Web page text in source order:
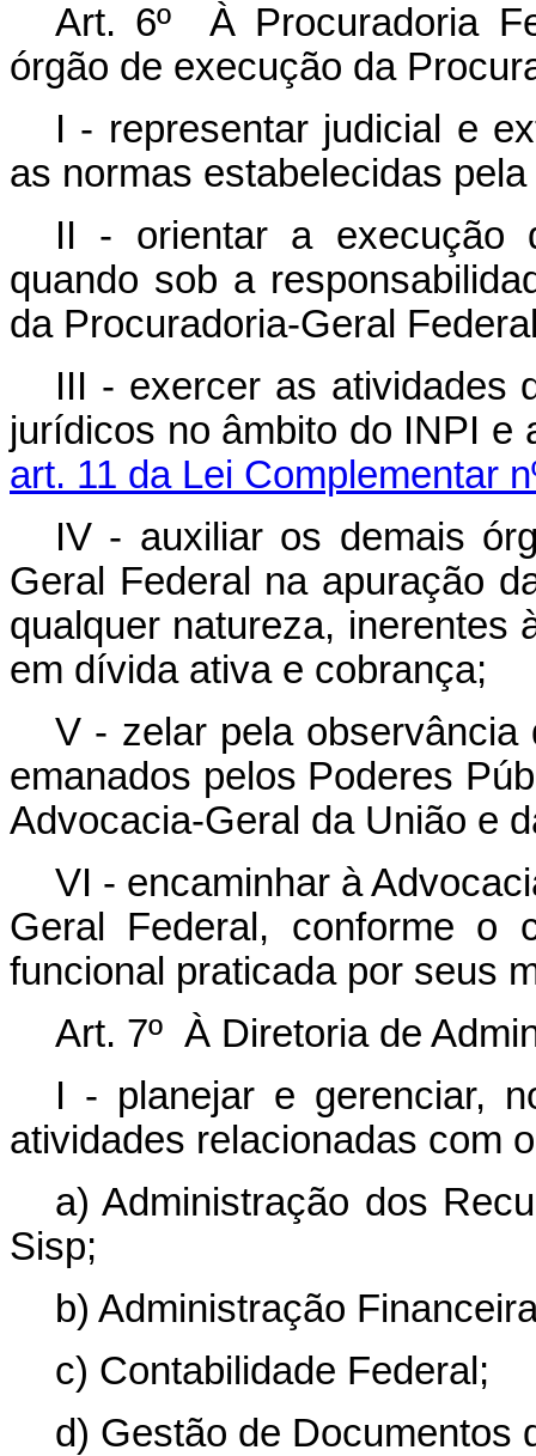
Art. 6º À Procuradoria
órgão de execução da
I - representar judicial e
as normas estabelecidas
II - orientar a execução
quando sob a
da Procuradoria-Geral
III - exercer as atividades
jurídicos no âmbito do INPI e
art. 11 da Lei Complementar
IV - auxiliar os demais
Geral Federal na apuração
qualquer natureza, inerentes
em dívida ativa e cobrança;
V - zelar pela
emanados pelos Poderes
Advocacia-Geral da União e
VI - encaminhar à
Geral Federal, conforme o
funcional praticada por seus
Art. 7º À Diretoria de
I - planejar e gerenciar,
atividades relacionadas com
a) Administração dos
Sisp;
b) Administração
c) Contabilidade Federal;
d) Gestão de Documentos